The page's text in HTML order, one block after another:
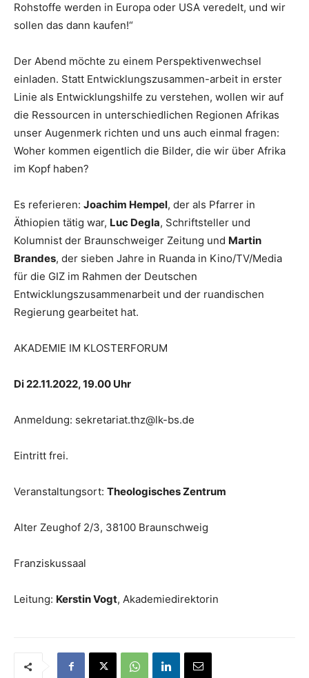
Rohstoffe werden in Europa oder USA veredelt, und wir
sollen das dann kaufen!“
Der Abend möchte zu einem Perspektivenwechsel
einladen. Statt Entwicklungszusammen-arbeit in erster
Linie als Entwicklungshilfe zu verstehen, wollen wir auf
die Ressourcen in unterschiedlichen Regionen Afrikas
unser Augenmerk richten und uns auch einmal fragen:
Woher kommen eigentlich die Bilder, die wir über Afrika
im Kopf haben?
Es referieren: Joachim Hempel, der als Pfarrer in
Äthiopien tätig war, Luc Degla, Schriftsteller und
Kolumnist der Braunschweiger Zeitung und Martin
Brandes, der sieben Jahre in Ruanda in Kino/TV/Media
für die GIZ im Rahmen der Deutschen
Entwicklungszusammenarbeit und der ruandischen
Regierung gearbeitet hat.
AKADEMIE IM KLOSTERFORUM
Di 22.11.2022, 19.00 Uhr
Anmeldung: sekretariat.thz@lk-bs.de
Eintritt frei.
Veranstaltungsort: Theologisches Zentrum
Alter Zeughof 2/3, 38100 Braunschweig
Franziskussaal
Leitung: Kerstin Vogt, Akademiedirektorin